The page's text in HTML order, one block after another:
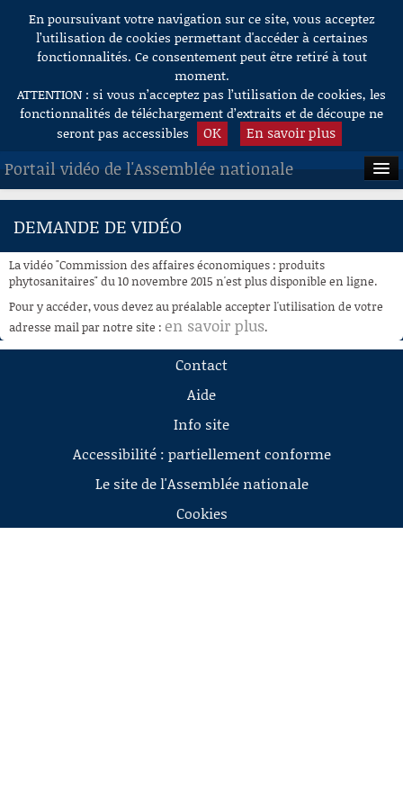
Aller au contenu
En poursuivant votre navigation sur ce site, vous acceptez
l’utilisation de cookies permettant d'accéder à certaines
fonctionnalités. Ce consentement peut être retiré à tout
moment.
ATTENTION : si vous n’acceptez pas l’utilisation de cookies, les
fonctionnalités de téléchargement d’extraits et de découpe ne
seront pas accessibles
OK En savoir plus
Portail vidéo de l'Assemblée nationale
ACCUEIL
À LA DEMANDE
RECHERCHE
AIDE À LA DÉCOUPE
DEMANDE DE VIDÉO
La vidéo "Commission des affaires économiques : produits
phytosanitaires" du 10 novembre 2015 n'est plus disponible en ligne.
Pour y accéder, vous devez au préalable accepter l'utilisation de votre
adresse mail par notre site : en savoir plus.
Contact
Aide
Info site
Accessibilité : partiellement conforme
Le site de l'Assemblée nationale
Cookies